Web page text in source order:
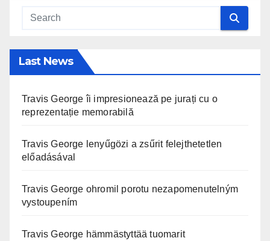
Last News
Travis George îi impresionează pe jurați cu o
reprezentație memorabilă
Travis George lenyűgözi a zsűrit felejthetetlen
előadásával
Travis George ohromil porotu nezapomenutelným
vystoupením
Travis George hämmästyttää tuomarit